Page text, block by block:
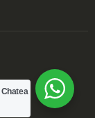
Chatea